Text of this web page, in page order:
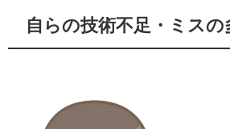
自らの技術不足・ミスの